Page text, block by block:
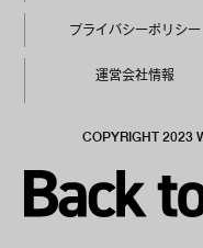
プライバシーポリシー
運営会社情報
COPYRIGHT 2023